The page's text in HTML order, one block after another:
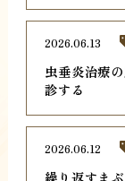
虫垂炎治療
診する
2026.06.13
繰り返すま
2026.06.12